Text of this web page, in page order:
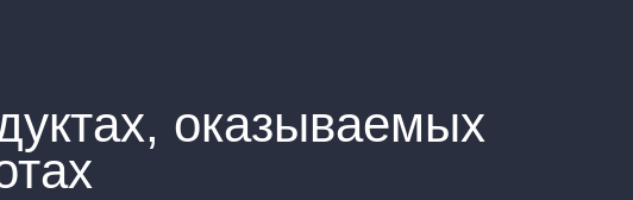
оказываемых